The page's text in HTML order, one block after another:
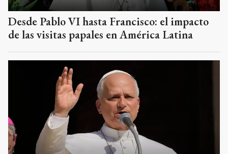
Desde Pablo VI hasta Francisco: el impacto
de las visitas papales en América Latina